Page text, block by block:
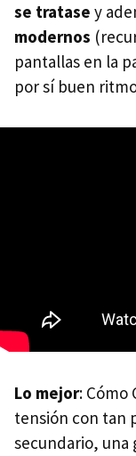
se tratase y
modernos
pantallas en la
por sí buen
Lo mejor: Cómo
tensión con tan
secundario, una